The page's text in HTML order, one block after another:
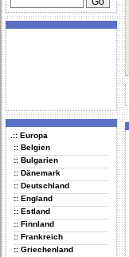
.:: Europa
:: Belgien
:: Bulgarien
:: Dänemark
:: Deutschland
:: England
:: Estland
:: Finnland
:: Frankreich
:: Griechenland